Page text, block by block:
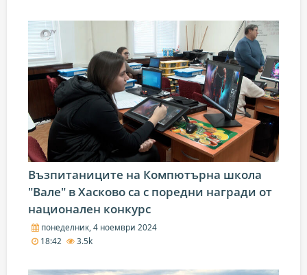
Възпитаниците на Компютърна школа
"Вале" в Хасково са с поредни награди от
национален конкурс
понеделник, 4 ноември 2024
18:42
3.5k